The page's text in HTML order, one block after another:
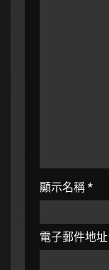
顯示名稱 *
電子郵件地址